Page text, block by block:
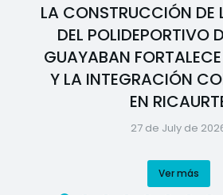
LA CONSTRUCCIÓN DE
DEL POLIDEPORTIVO
GUAYABAN FORTALECE
Y LA INTEGRACIÓN
EN
27 de July de
Ver más